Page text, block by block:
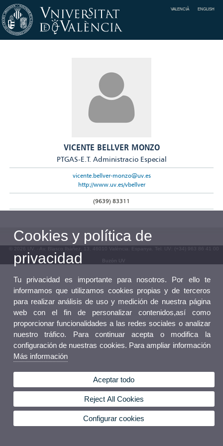
VALENCIÀ ENGLISH
VICENTE BELLVER MONZO
PTGAS-E.T. Administracio Especial
vicente.bellver-monzo@uv.es
http://www.uv.es/vbellver
(9639) 83311
© 2026 UV. - Av. Blasco Ibáñez, 13. 46010 València. Espanya. Tel. UV: (+34) 963 86 41 00
Buzón UV
Cookies y política de
privacidad
Tu privacidad es importante para nosotros. Por ello te
informamos que utilizamos cookies propias y de terceros
para realizar análisis de uso y medición de nuestra página
web con el fin de personalizar contenidos,así como
proporcionar funcionalidades a las redes sociales o analizar
nuestro tráfico. Para continuar acepta o modifica la
configuración de nuestras cookies. Para ampliar información
Más información
Aceptar todo
Reject All Cookies
Configurar cookies